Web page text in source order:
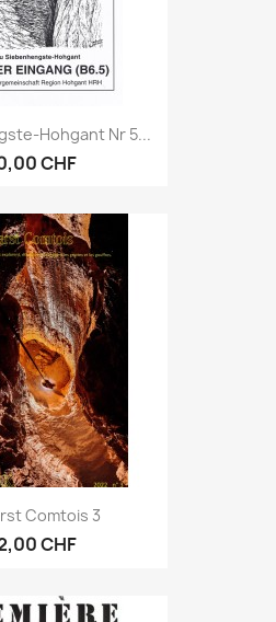
Hohgant Nr 5...
CHF
Comtois 3
CHF